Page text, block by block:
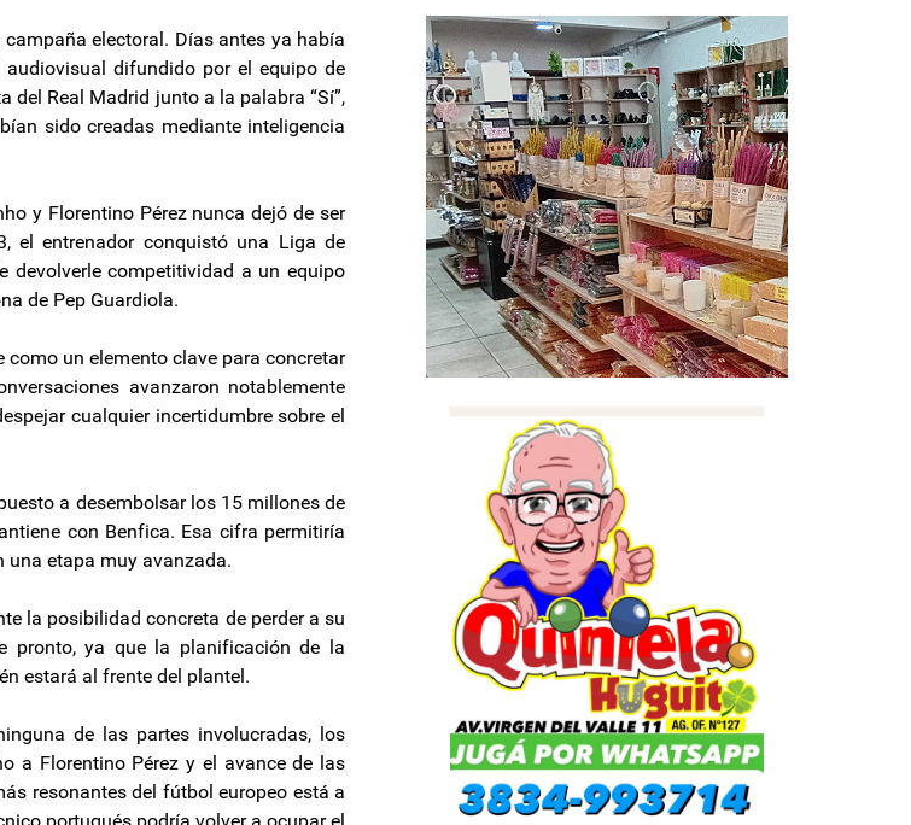
electoral. Días antes ya había
difundido por el equipo de
del Real Madrid junto a la palabra “Sí”,
sido creadas mediante inteligencia
y Florentino Pérez nunca dejó de ser
el entrenador conquistó una Liga de
devolverle competitividad a un equipo
de Pep Guardiola.
un elemento clave para concretar
avanzaron notablemente
cualquier incertidumbre sobre el
a desembolsar los 15 millones de
con Benfica. Esa cifra permitiría
una etapa muy avanzada.
la posibilidad concreta de perder a su
pronto, ya que la planificación de la
estará al frente del plantel.
de las partes involucradas, los
a Florentino Pérez y el avance de las
resonantes del fútbol europeo está a